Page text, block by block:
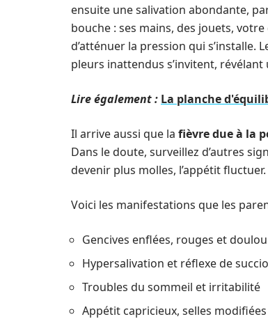
ensuite une salivation abondante,
bouche : ses mains, des jouets,
d’atténuer la pression qui s’installe.
pleurs inattendus s’invitent,
Lire également : La planche
Il arrive aussi que la fièvre due à la
Dans le doute, surveillez d’autres
devenir plus molles, l’appétit fluctuer.
Voici les manifestations que les
Gencives enflées, rouges et
Hypersalivation et réflexe de
Troubles du sommeil et irritabilité
Appétit capricieux, selles modifiées